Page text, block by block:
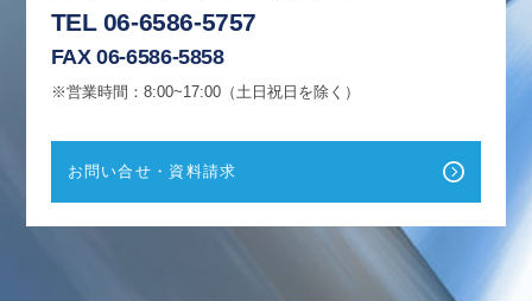
TEL 06-6586-5757
FAX 06-6586-5858
※営業時間：8:00~17:00（土日祝日を除く）
お問い合せ・資料請求